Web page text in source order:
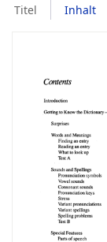
Titel Inhalt